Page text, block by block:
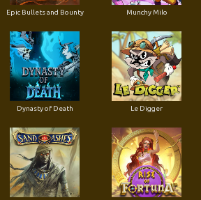
Epic Bullets and Bounty Munchy Milo
Dynasty of Death Le Digger